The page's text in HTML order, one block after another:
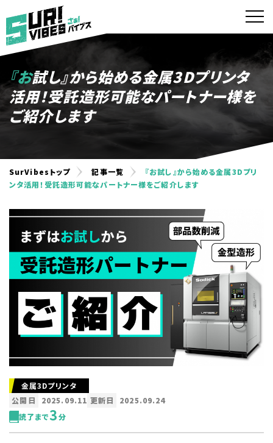
『お試し』から始める金属3Dプリンタ
活用！受託造形可能なパートナー様を
ご紹介します
SurVibesトップ 記事一覧
『お試し』から始める金属3Dプリ
ンタ活用！受託造形可能なパートナー様をご紹介します
金属3Dプリンタ
公開日
2025.09.11 更新日
2025.09.24
読了まで3分